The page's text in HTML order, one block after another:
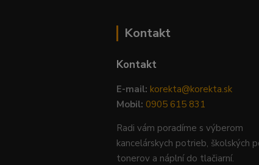
Kontakt
Kontakt
E-mail: korekta@korekta.sk
Mobil: 0905 615 831
Radi vám poradíme s výberom
kancelárskych potrieb, školských
tonerov a náplní do tlačiarní.